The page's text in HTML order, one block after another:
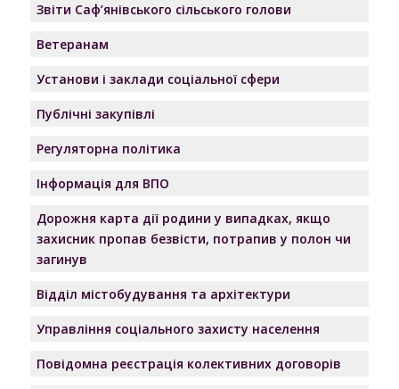
Звіти Саф’янівського сільського голови
Ветеранам
Установи і заклади соціальної сфери
Публічні закупівлі
Регуляторна політика
Інформація для ВПО
Дорожня карта дії родини у випадках, якщо
захисник пропав безвісти, потрапив у полон чи
загинув
Відділ містобудування та архітектури
Управління соціального захисту населення
Повідомна реєстрація колективних договорів